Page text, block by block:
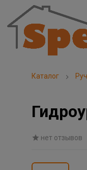
Каталог
нет отзывов